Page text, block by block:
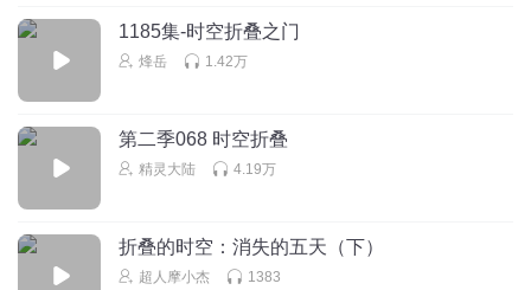
1185集-时空折叠之门
烽岳 1.42万
第二季068 时空折叠
精灵大陆 4.19万
折叠的时空：消失的五天（下）
超人摩小杰 1383